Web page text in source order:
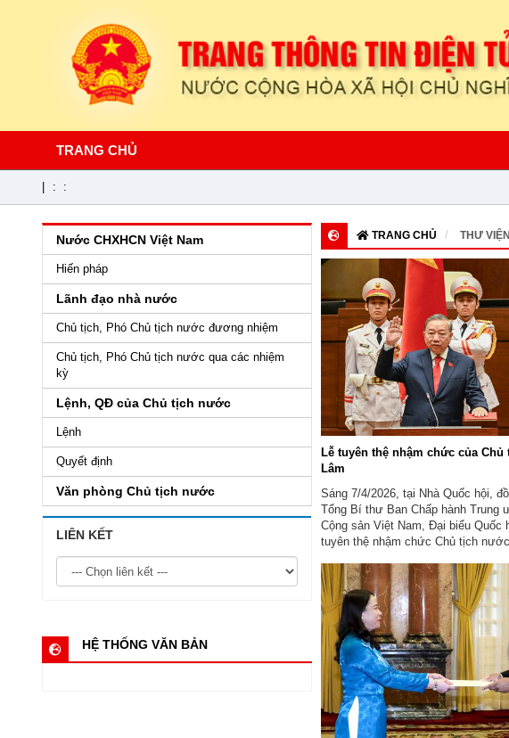
TRANG CHỦ
: :
TRANG CHỦ THƯ
Lễ tuyên thệ nhậm chức của
Lâm
Sáng 7/4/2026, tại Nhà Quốc hội,
Tổng Bí thư Ban Chấp hành Trung
Cộng sản Việt Nam, Đại biểu Quốc
tuyên thệ nhậm chức Chủ tịch
Nước CHXHCN Việt Nam
Hiến pháp
Lãnh đạo nhà nước
Chủ tịch, Phó Chủ tịch nước đương nhiệm
Chủ tịch, Phó Chủ tịch nước qua các nhiệm
kỳ
Lệnh, QĐ của Chủ tịch nước
Lệnh
Quyết định
Văn phòng Chủ tịch nước
LIÊN KẾT
HỆ THỐNG VĂN BẢN